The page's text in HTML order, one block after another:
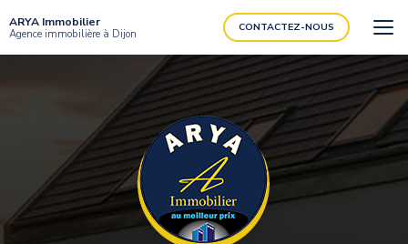
au
contenu
principal
ARYA Immobilier
Agence immobilière à Dijon CONTACTEZ-NOUS